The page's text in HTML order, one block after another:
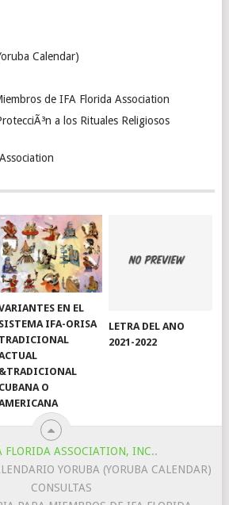
Calendar)
de IFA Florida Association
a los Rituales Religiosos
EN EL
SISTEMA IFA-ORISA
TRADICIONAL
&TRADICIONAL
CUBANA O
LETRA DEL ANO
2021-2022
FLORIDA ASSOCIATION, INC..
YORUBA (YORUBA CALENDAR)
CONSULTAS